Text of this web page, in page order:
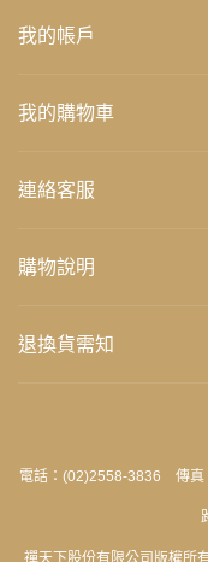
我的帳戶
我的購物車
連絡客服
購物說明
退換貨需知
電話：(02)2558-3836 傳
禪天下股份有限公司版權所